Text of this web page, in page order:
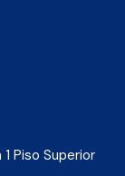
Piso Superior